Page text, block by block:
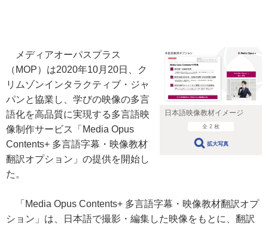
日本語映像教材イメージ
全 2 枚
拡大写真
メディアオーパスプラス
（MOP）は2020年10月20日、ク
リムゾンインタラクティブ・ジャ
パンと協業し、学びの映像の多言
語化を高品質に実現する多言語映
像制作サービス「Media Opus
Contents+ 多言語字幕・映像教材
翻訳オプション」の提供を開始し
た。
「Media Opus Contents+ 多言語字幕・映像教材翻訳オプ
ション」は、日本語で撮影・編集した映像をもとに、翻訳